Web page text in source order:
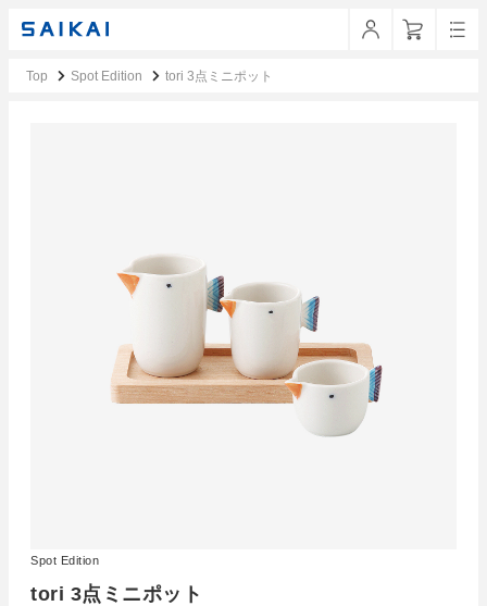
Top Spot Edition tori 3点ミニポット
tori 3点ミニポット
Spot Edition